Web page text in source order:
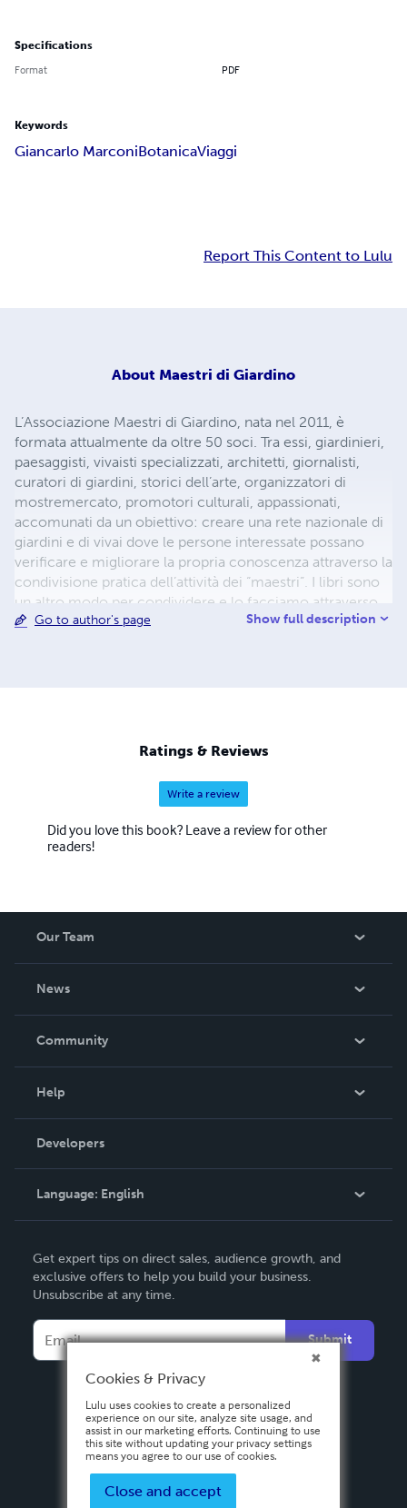
Specifications
Format PDF
Keywords
Giancarlo MarconiBotanicaViaggi
Report This Content to Lulu
About Maestri di Giardino
L’Associazione Maestri di Giardino, nata nel 2011, è
formata attualmente da oltre 50 soci. Tra essi, giardinieri,
paesaggisti, vivaisti specializzati, architetti, giornalisti,
curatori di giardini, storici dell’arte, organizzatori di
mostremercato, promotori culturali, appassionati,
accomunati da un obiettivo: creare una rete nazionale di
giardini e di vivai dove le persone interessate possano
verificare e migliorare la propria conoscenza attraverso la
condivisione pratica dell’attività dei “maestri”. I libri sono
un altro modo per condividere e lo facciamo attraverso
due collane: Scrivere Verde e 21/34. I testi attingono al
Go to author's page Show full description
Ratings & Reviews
Write a review
Did you love this book? Leave a review for other
readers!
Our Team
News
In The News
Community
Podcast
Help
Order Lookup
Knowledge Base
Contact Support
Developers
Language: English
Deutsch
Français
Español
Get expert tips on direct sales, audience growth, and
exclusive offers to help you build your business.
Unsubscribe at any time.
Submit
Cookies & Privacy
Lulu uses cookies to create a personalized
experience on our site, analyze site usage, and
assist in our marketing efforts. Continuing to use
this site without updating your privacy settings
means you agree to our use of cookies.
Close and accept